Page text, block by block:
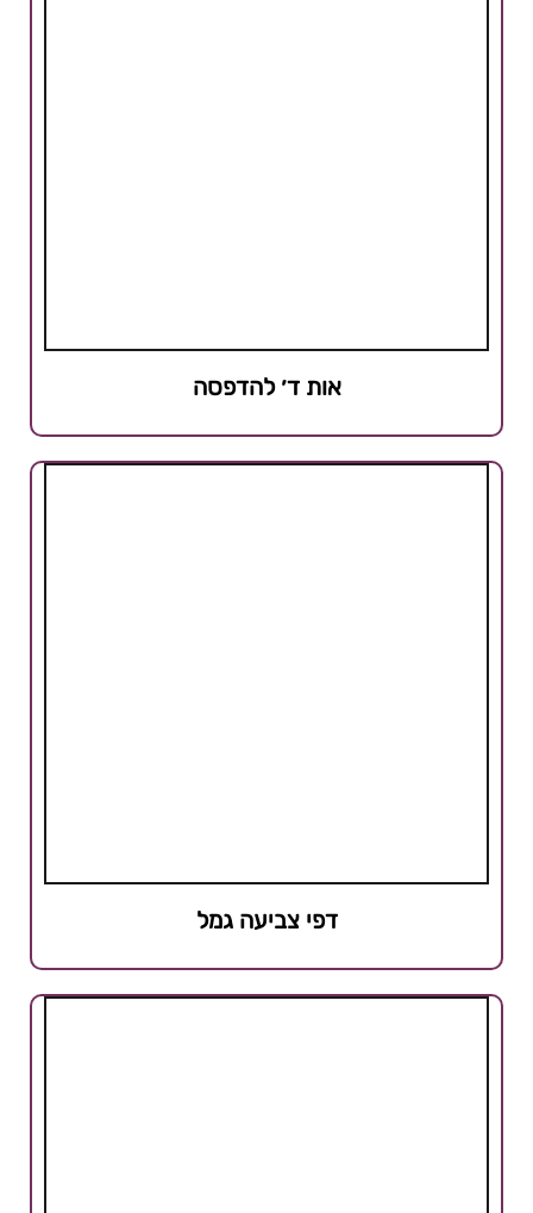
אות ד׳ להדפסה
דפי צביעה גמל